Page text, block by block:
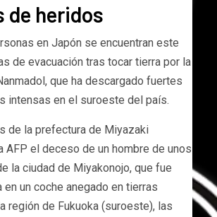
de heridos
en Japón se encuentran este
de evacuación tras tocar tierra por la
que ha descargado fuertes
intensas en el suroeste del país.
de la prefectura de Miyazaki
AFP el deceso de un hombre de unos
la ciudad de Miyakonojo, que fue
en un coche anegado en tierras
región de Fukuoka (suroeste), las